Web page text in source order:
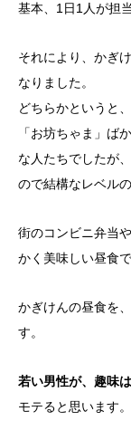
基本、1日1人が担
それにより、かぎ
なりました。
どちらかというと
「お坊ちゃま」ば
な人たちでしたが
ので結構なレベル
街のコンビニ弁当
かく美味しい昼食で
かぎけんの昼食を
す。
若い男性が、趣味は
モテると思います。